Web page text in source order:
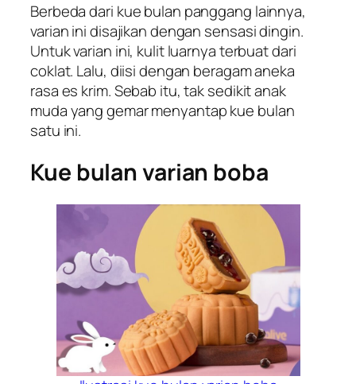
Berbeda dari kue bulan panggang lainnya,
varian ini disajikan dengan sensasi dingin.
Untuk varian ini, kulit luarnya terbuat dari
coklat. Lalu, diisi dengan beragam aneka
rasa es krim. Sebab itu, tak sedikit anak
muda yang gemar menyantap kue bulan
satu ini.
Kue bulan varian boba